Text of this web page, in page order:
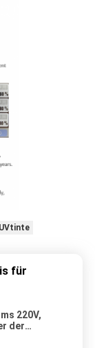
UVtinte
für
220V,
der